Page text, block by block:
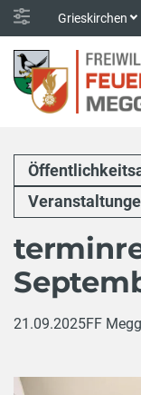
Grieskirchen
21.09.2025FF